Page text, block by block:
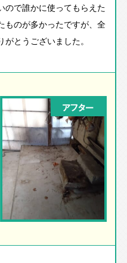
ので誰かに使ってもらえた
ものが多かったですが、全
とうございました。
アフター